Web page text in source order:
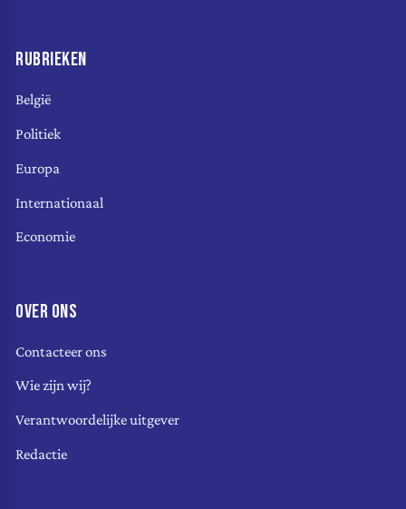
RUBRIEKEN
België
Politiek
Europa
Internationaal
Economie
OVER ONS
Contacteer ons
Wie zijn wij?
Verantwoordelijke uitgever
Redactie